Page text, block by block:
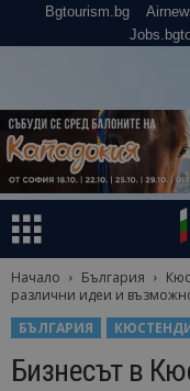
Bgtourism.bg
Начало България
различни идеи и
БЪЛГАРИЯ
Бизнесът в